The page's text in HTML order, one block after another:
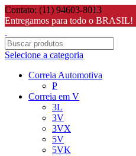
Contato: (11) 94603-8013
Entregamos para todo o BRASIL!
Selecione a categoria
Correia Automotiva
P
Correia em V
3L
3V
3VX
5V
5VK